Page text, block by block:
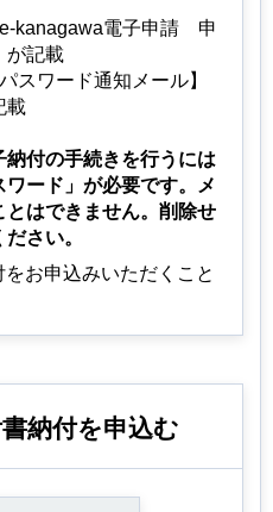
e-kanagawa電子申請 申
が記載
スワード通知メール】
載
付の手続きを行うには
ワード」が必要です。メ
とはできません。削除せ
さい。
お申込みいただくこと
納付を申込む